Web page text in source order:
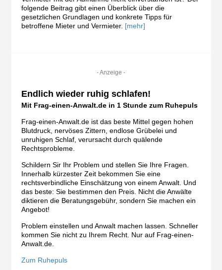
folgende Beitrag gibt einen Überblick über die
gesetzlichen Grundlagen und konkrete Tipps für
betroffene Mieter und Vermieter. [mehr]
- Anzeige -
Endlich wieder ruhig schlafen!
Mit Frag-einen-Anwalt.de in 1 Stunde zum Ruhepuls
Frag-einen-Anwalt.de ist das beste Mittel gegen hohen
Blutdruck, nervöses Zittern, endlose Grübelei und
unruhigen Schlaf, verursacht durch quälende
Rechtsprobleme.
Schildern Sir Ihr Problem und stellen Sie Ihre Fragen.
Innerhalb kürzester Zeit bekommen Sie eine
rechtsverbindliche Einschätzung von einem Anwalt. Und
das beste: Sie bestimmen den Preis. Nicht die Anwälte
diktieren die Beratungsgebühr, sondern Sie machen ein
Angebot!
Problem einstellen und Anwalt machen lassen. Schneller
kommen Sie nicht zu Ihrem Recht. Nur auf Frag-einen-
Anwalt.de.
Zum Ruhepuls